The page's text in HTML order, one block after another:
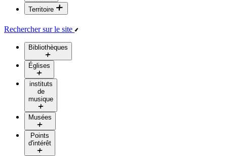
Territoire
Rechercher sur le site
Bibliothèques
Églises
instituts
de
musique
Musées
Points
d'intérêt